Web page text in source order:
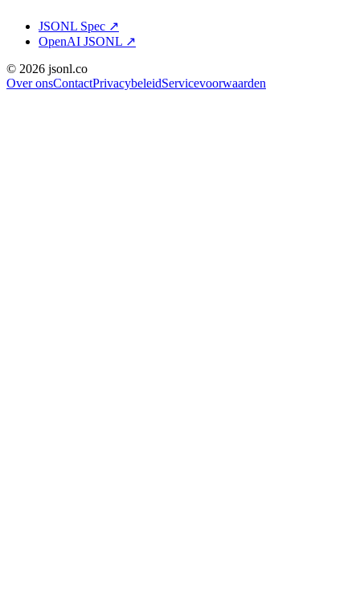
JSONL Spec ↗
OpenAI JSONL ↗
© 2026 jsonl.co
Over onsContactPrivacybeleidServicevoorwaarden